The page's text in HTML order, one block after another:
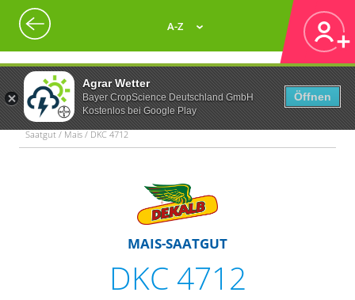
Agrar Wetter
Bayer CropScience Deutschland GmbH
Kostenlos bei Google Play
Öffnen
A-Z
Saatgut / Mais / DKC 4712
MAIS-SAATGUT
DKC 4712